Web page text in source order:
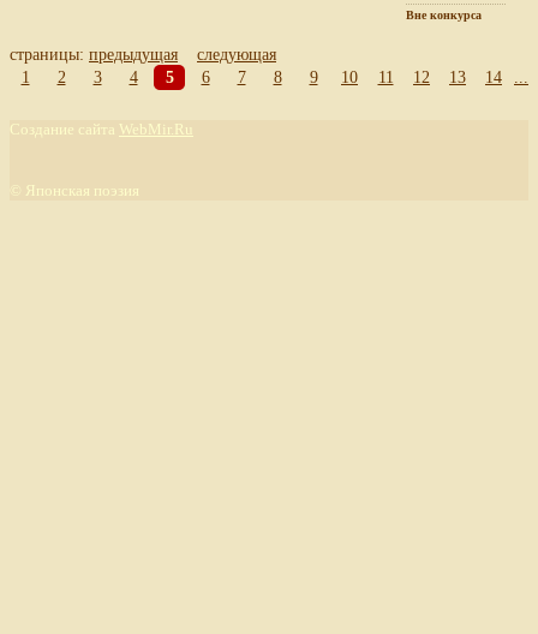
Вне конкурса
страницы: предыдущая
следующая
1
2 3 4 5 6 7 8 9 10 11 12 13 14
Создание сайта WebMir.Ru
Японская поэзия